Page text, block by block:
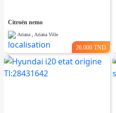
Citroën nemo
Ariana , Ariana Ville
26.000 TND